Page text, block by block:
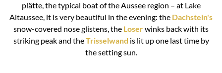
plätte, the typical boat of the Aussee region – at Lake
Altaussee, it is very beautiful in the evening: the Dachstein's
snow-covered nose glistens, the Loserwinks back with its
striking peak and theTrisselwand is lit up one last time by
the setting sun.